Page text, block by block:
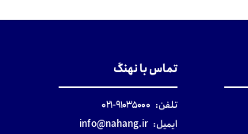
تماس با نهنگ
تلفن: ۹۱۰۳۵۰۰۰-۰۲۱
ایمیل: info@nahang.ir